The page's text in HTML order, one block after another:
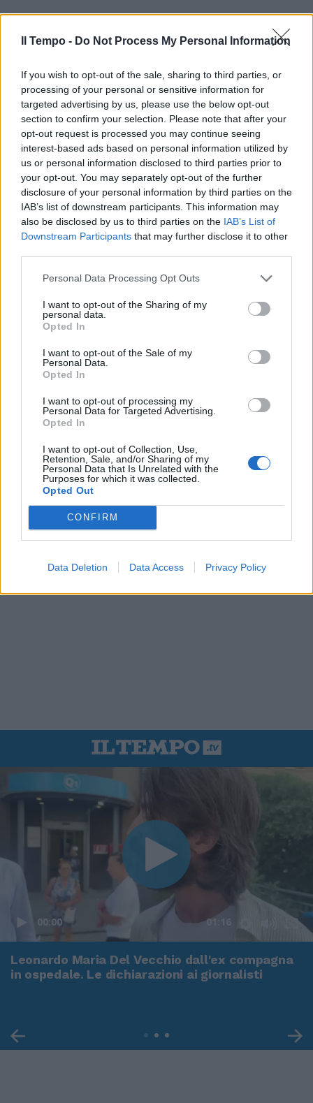
Il Tempo - Do Not Process My Personal Information
If you wish to opt-out of the sale, sharing to third parties, or
processing of your personal or sensitive information for
targeted advertising by us, please use the below opt-out
section to confirm your selection. Please note that after your
opt-out request is processed you may continue seeing
interest-based ads based on personal information utilized by
us or personal information disclosed to third parties prior to
your opt-out. You may separately opt-out of the further
disclosure of your personal information by third parties on the
IAB’s list of downstream participants. This information may
also be disclosed by us to third parties on the IAB’s List of
Downstream Participants that may further disclose it to other
Personal Data Processing Opt Outs
I want to opt-out of the Sharing of my
personal data.
Opted In
I want to opt-out of the Sale of my
Personal Data.
Opted In
I want to opt-out of processing my
Personal Data for Targeted Advertising.
Opted In
I want to opt-out of Collection, Use,
Retention, Sale, and/or Sharing of my
Personal Data that Is Unrelated with the
Purposes for which it was collected.
Opted Out
CONFIRM
Data Deletion Data Access Privacy Policy
In evidenza
00:00 01:16
Leonardo Maria Del Vecchio dall'ex compagna
in ospedale. Le dichiarazioni ai giornalisti